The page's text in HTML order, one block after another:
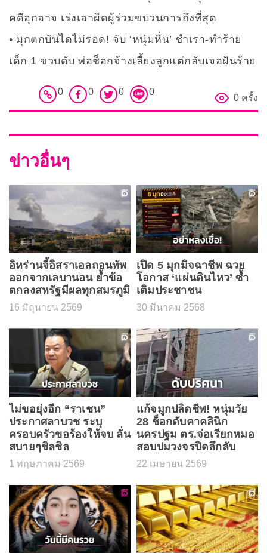
คดีอุกอาจ เร่งเอาผิดผู้ร่วมขบวนการถึงที่สุด
มุกตกบันไดไม่รอด! จับ ‘หนุ่มหื่น’ ชำเรา-ทำร้าย
เด็ก 1 ขวบดับ พ่อช็อกจ้างเลี้ยงลูกแต่กลับเจอฝันร้าย
0 0 0 0
0 ครั้ง
ข่าวอื่นๆ
อิหร่านจี้อิสราเอลถอนทัพ
ออกจากเลบานอน ย้ำข้อ
ตกลงสหรัฐมีผลทุกสมรภูมิ
16 มิถุนายน 2569
เปิด 5 มุกมิจฉาชีพ ฉวย
โอกาส ‘แผ่นดินไหว’ ซ้ำ
เติมประชาชน
30 มีนาคม 2568
ไม่ขอยุ่งอีก “ราเชน”
ประกาศลาบวช ระบุ
ครอบครัวขอร้องให้จบ ลั่น
สบายๆชิลชิล
1 พฤษภาคม 2569
แก้จมูกปลิดชีพ! หนุ่มวัย
28 ช็อกดับคาคลินิก
นครปฐม ตร.จ่อเรียกหมอ
สอบปมวงจรปิดลึกลับ
22 เมษายน 2569